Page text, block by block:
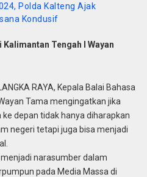
Polda Kalteng Ajak
Kondusif
Tengah I Wayan
RAYA, Kepala Balai Bahasa
Tama mengingatkan jika
depan tidak hanya diharapkan
negeri tetapi juga bisa menjadi
narasumber dalam
pada Media Massa di